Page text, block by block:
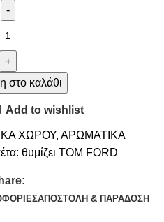
στο καλάθι
Add to wishlist
ΧΩΡΟΥ, ΑΡΩΜΑΤΙΚΑ
θυμίζει TOM FORD
ΑΠΟΣΤΟΛΉ & ΠΑΡΆΔΟΣΗ